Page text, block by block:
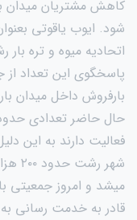
کاهش مشتریان میدان
شود. ایوب یاقوتی
اتحادیه میوه و تره
پاسخگوی این تعداد
قادر به خدمت رسانی